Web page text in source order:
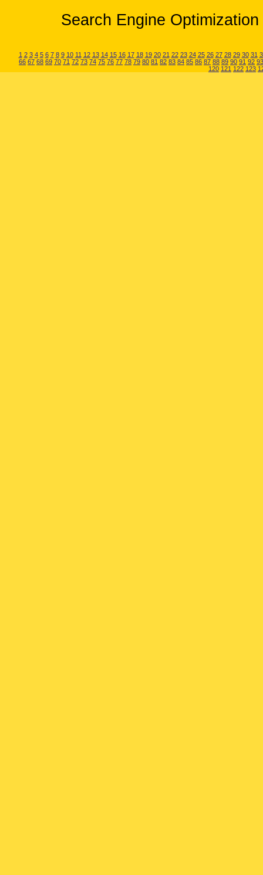
Search Engine
1 2 3 4 5 6 7 8 9 10 11 12 13 14 15 16 17 18 19 20 21 22 23 24 25 26 27 28 29 30 31
66 67 68 69 70 71 72 73 74 75 76 77 78 79 80 81 82 83 84 85 86 87 88 89 90 91 92 93
120 121 122 123